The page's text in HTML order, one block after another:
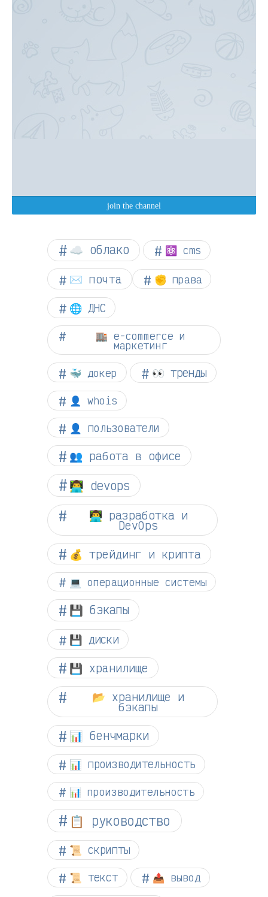
☁︎ облако ⚛ cms
✉️ почта ✊ права
🌐 ДНС
🏬 e-commerce и
маркетинг
🐳 докер 👀 тренды
👤 whois
👤 пользователи
👥 работа в офисе
👨‍💻 devops
👨‍💻 разработка и
DevOps
💰 трейдинг и крипта
💻 операционные системы
💾 бэкапы
💾 диски
💾 хранилище
📂 хранилище и
бэкапы
📊 бенчмарки
📊 производительность
📊 производительность
📋 руководство
📜 скрипты
📜 текст 📤 вывод